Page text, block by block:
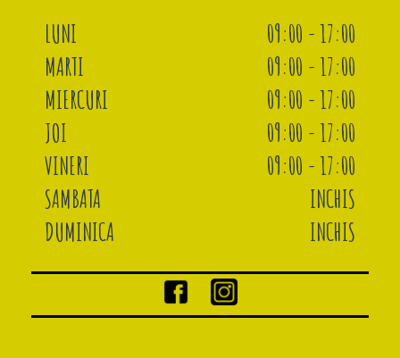
LUNI
09:00 - 17:00
MARTI
09:00 - 17:00
MIERCURI
09:00 - 17:00
JOI
09:00 - 17:00
VINERI
09:00 - 17:00
SAMBATA
INCHIS
DUMINICA
INCHIS